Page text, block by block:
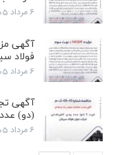
6 مرداد 1405
آگهی
فولاد
6 مرداد 1405
(دو)
6 مرداد 1405